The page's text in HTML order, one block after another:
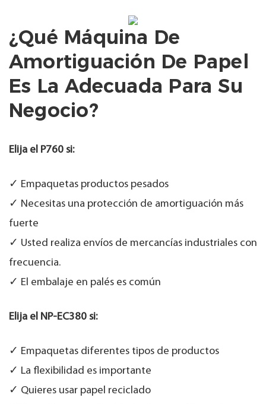
¿Qué Máquina De
Amortiguación De Papel
Es La Adecuada Para Su
Negocio?
Elija el P760 si:
✓ Empaquetas productos pesados
✓ Necesitas una protección de amortiguación más
fuerte
✓ Usted realiza envíos de mercancías industriales con
frecuencia.
✓ El embalaje en palés es común
Elija el NP-EC380 si:
✓ Empaquetas diferentes tipos de productos
✓ La flexibilidad es importante
✓ Quieres usar papel reciclado